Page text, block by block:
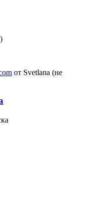
от Svetlana (не